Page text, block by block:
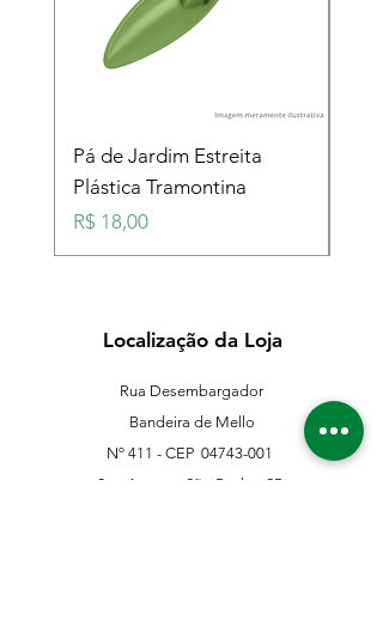
Pá de Jardim Estreita
Plástica Tramontina
Preço
R$ 18,00
Localização da Loja
Rua Desembargador
Bandeira de Mello
Nº 411 - CEP 04743-001
Sto. Amaro - São Paulo - SP